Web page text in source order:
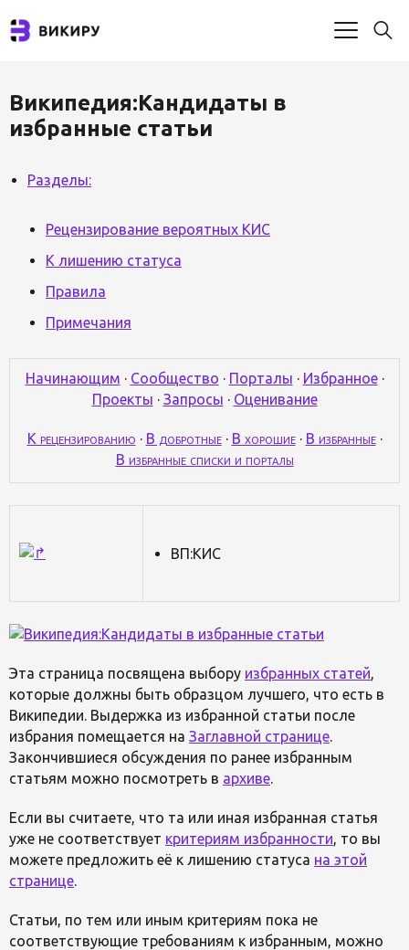
Википедия:Кандидаты в
избранные статьи
Разделы:
Рецензирование вероятных КИС
К лишению статуса
Правила
Примечания
Начинающим · Сообщество · Порталы · Избранное·
Проекты · Запросы · Оценивание
К рецензированию · В добротные· В хорошие· В избранные·
В избранные списки и порталы
ВП:КИС
Эта страница посвящена выбору избранных статей,
которые должны быть образцом лучшего, что есть в
Википедии. Выдержка из избранной статьи после
избрания помещается на Заглавной странице.
Закончившиеся обсуждения по ранее избранным
статьям можно посмотреть в архиве.
Если вы считаете, что та или иная избранная статья
уже не соответствует критериям избранности, то вы
можете предложить её к лишению статуса на этой
странице.
Статьи, по тем или иным критериям пока не
соответствующие требованиям к избранным, можно